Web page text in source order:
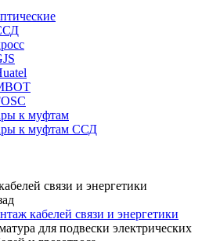
к муфтам
к муфтам ССД
связи и энергетики
кабелей связи и энергетики
для подвески электрических